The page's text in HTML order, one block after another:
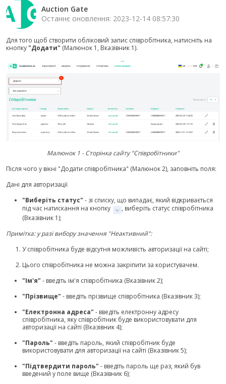
Auction Gate
Останнє оновлення: 2023-12-14 08:57:30
Для того щоб створити обліковий запис співробітника, натисніть на
кнопку"Додати" (Малюнок 1, Вказівник 1).
Малюнок 1 - Сторінка сайту "Співробітники"
Після чого у вікні "Додати співробітника" (Малюнок 2), заповніть поля:
Дані для авторизації
"Виберіть статус" - зі списку, що випадає, який відкривається
під час натискання на кнопку
, виберіть статус співробітника
(Вказівник 1);
Примітка: у разі вибору значення "Неактивний":
У співробітника буде відсутня можливість авторизації на сайті;
Цього співробітника не можна закріпити за користувачем.
"Ім'я" - введіть ім'я співробітника (Вказівник 2);
"Прізвище" - введіть прізвище співробітника (Вказівник 3);
"Електронна адреса" - введіть електронну адресу
співробітника, яку співробітник буде використовувати для
авторизації на сайті (Вказівник 4);
"Пароль" - введіть пароль, який співробітник буде
використовувати для авторизації на сайті (Вказівник 5);
"Підтвердити пароль" - введіть пароль ще раз, який був
введений у поле вище (Вказівник 6);